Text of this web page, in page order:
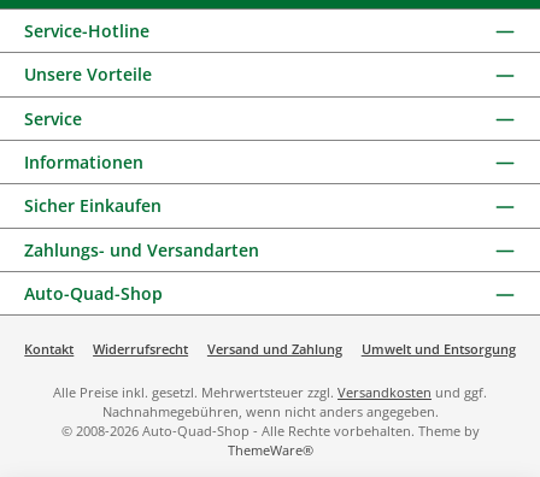
Service-Hotline
Unsere Vorteile
Service
Informationen
Sicher Einkaufen
Zahlungs- und Versandarten
Auto-Quad-Shop
Kontakt Widerrufsrecht Versand und Zahlung Umwelt und Entsorgung
Alle Preise inkl. gesetzl. Mehrwertsteuer zzgl. Versandkosten und ggf.
Nachnahmegebühren, wenn nicht anders angegeben.
© 2008-2026 Auto-Quad-Shop - Alle Rechte vorbehalten. Theme by
ThemeWare®